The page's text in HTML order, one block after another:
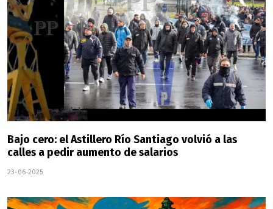
Bajo cero: el Astillero Río Santiago volvió a las
calles a pedir aumento de salarios
23-06-2025